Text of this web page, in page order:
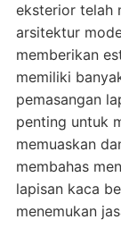
eksterior telah
arsitektur
memberikan
memiliki
pemasangan
penting untuk
memuaskan
membahas
lapisan kaca
menemukan